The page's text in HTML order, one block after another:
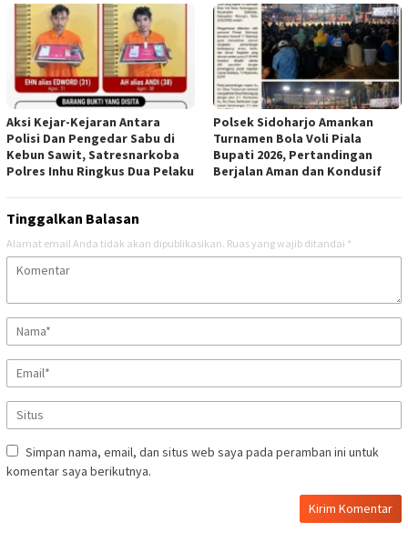
Aksi Kejar-Kejaran Antara
Polisi Dan Pengedar Sabu di
Kebun Sawit, Satresnarkoba
Polres Inhu Ringkus Dua Pelaku
Polsek Sidoharjo Amankan
Turnamen Bola Voli Piala
Bupati 2026, Pertandingan
Berjalan Aman dan Kondusif
Tinggalkan Balasan
Alamat email Anda tidak akan dipublikasikan. Ruas yang wajib ditandai *
Simpan nama, email, dan situs web saya pada peramban ini untuk
komentar saya berikutnya.